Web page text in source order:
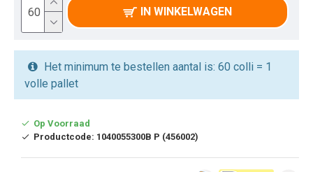
Op Voorraad
Productcode: 1040055300B P (456002)
IN WINKELWAGEN
Het minimum te bestellen aantal is: 60 colli = 1
volle pallet